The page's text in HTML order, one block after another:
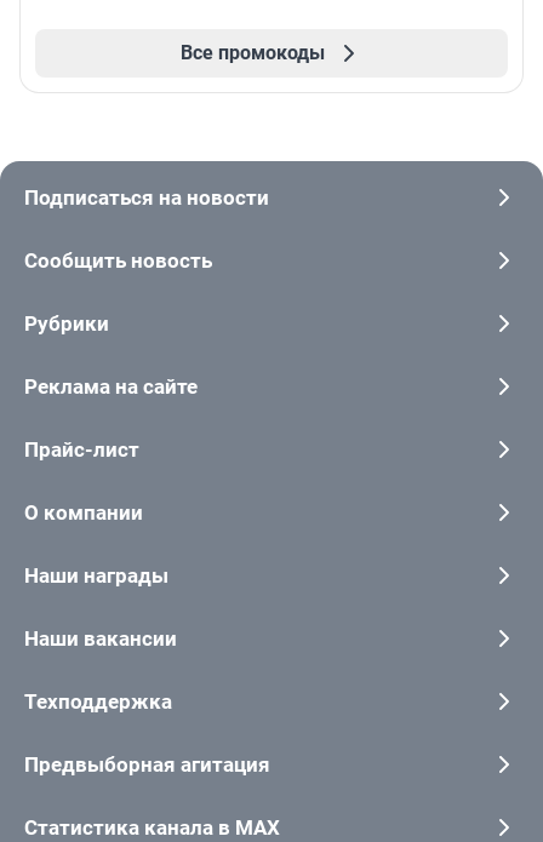
Все промокоды
Подписаться на новости
Сообщить новость
Рубрики
Реклама на сайте
Прайс-лист
О компании
Наши награды
Наши вакансии
Техподдержка
Предвыборная агитация
Статистика канала в MAX